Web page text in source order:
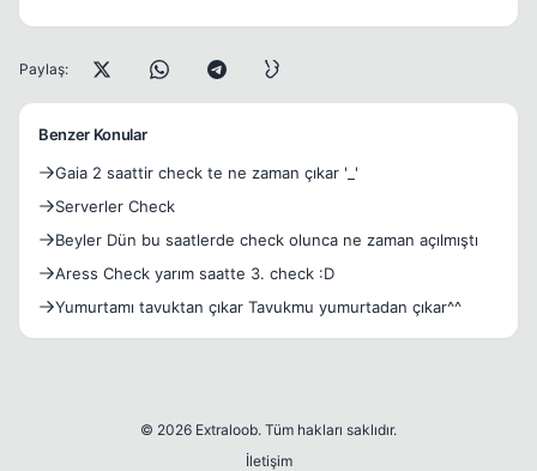
Paylaş:
Benzer Konular
Gaia 2 saattir check te ne zaman çıkar '_'
Serverler Check
Beyler Dün bu saatlerde check olunca ne zaman açılmıştı
Aress Check yarım saatte 3. check :D
Yumurtamı tavuktan çıkar Tavukmu yumurtadan çıkar^^
© 2026 Extraloob. Tüm hakları saklıdır.
İletişim